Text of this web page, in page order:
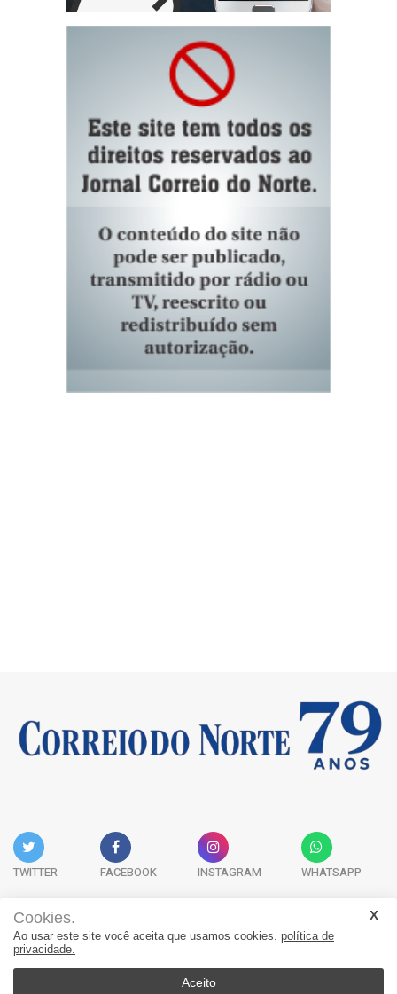
TWITTER FACEBOOK INSTAGRAM WHATSAPP
Acervo Digital Fale Conosco Quem Somos
Cookies.
Ao usar este site você aceita que usamos cookies. política de
privacidade.
Aceito